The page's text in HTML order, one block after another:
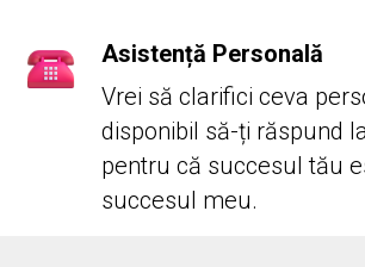
Asistență Personală
Vrei să clarifici ceva
disponibil să-ți răspund
pentru că succesul tău
succesul meu.